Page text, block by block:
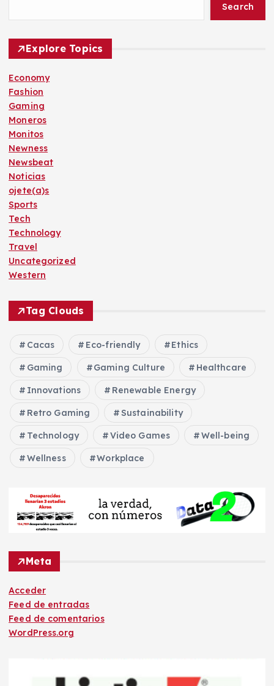
Search
Explore Topics
Economy
Fashion
Gaming
Moneros
Monitos
Newness
Newsbeat
Noticias
ojete(a)s
Sports
Tech
Technology
Travel
Uncategorized
Western
Tag Clouds
Cacas Eco-friendly Ethics
Gaming Gaming Culture Healthcare
Innovations Renewable Energy
Retro Gaming Sustainability
Technology Video Games Well-being
Wellness Workplace
Meta
Acceder
Feed de entradas
Feed de comentarios
WordPress.org